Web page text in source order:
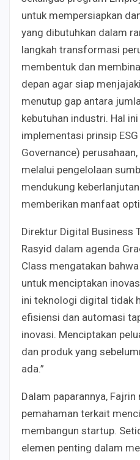
untuk mempersiapkan
yang dibutuhkan dalam
langkah transformasi
membentuk dan
depan agar siap
menutup gap antara
kebutuhan industri. Hal
implementasi prinsip
Governance)
melalui pengelolaan
mendukung
memberikan manfaat
Direktur Digital Business
Rasyid dalam agenda
Class mengatakan
untuk menciptakan
ini teknologi digital tidak
efisiensi dan automasi
inovasi. Menciptakan
dan produk yang
ada.”
Dalam paparannya,
pemahaman terkait
membangun startup.
elemen penting dalam